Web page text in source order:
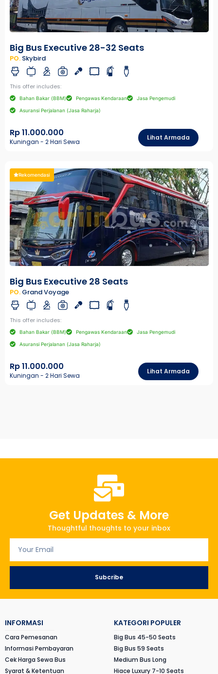
Big Bus Executive 28-32 Seats
PO. Skybird
This offer includes:
Bahan Bakar (BBM) Pengawas Kendaraan Jasa Pengemudi
Asuransi Perjalanan (Jasa Raharja)
Rp 11.000.000
Kuningan - 2 Hari Sewa
Lihat Armada
Rekomendasi
Big Bus Executive 28 Seats
PO. Grand Voyage
This offer includes:
Bahan Bakar (BBM) Pengawas Kendaraan Jasa Pengemudi
Asuransi Perjalanan (Jasa Raharja)
Rp 11.000.000
Kuningan - 2 Hari Sewa
Lihat Armada
Get Updates & More
Thoughtful thoughts to your inbox
Subcribe
INFORMASI
Cara Pemesanan
Informasi Pembayaran
Cek Harga Sewa Bus
Syarat & Ketentuan
KATEGORI POPULER
Big Bus 45-50 Seats
Big Bus 59 Seats
Medium Bus Long
Hiace Luxury 7-10 Seats